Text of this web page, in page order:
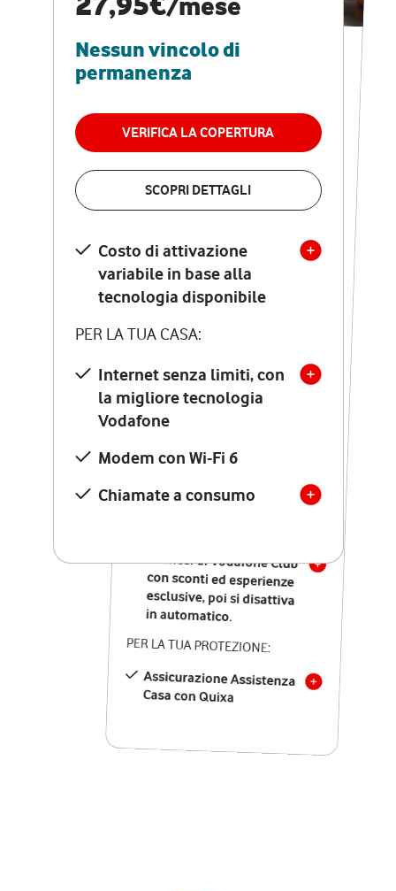
/mese
Nessun vincolo di
permanenza
VERIFICA LA COPERTURA
SCOPRI DETTAGLI
Costo di attivazione
variabile in base alla
tecnologia disponibile
PER LA TUA CASA:
Internet senza limiti, con
la migliore tecnologia
Vodafone
Modem con Wi-Fi 6
Chiamate a consumo
RETE FISSA + VODAFONE CLUB
29,95€
permanenza
VERIFICA LA COPERTURA
Costo di attivazione
variabile in base alla
tecnologia disponibile
PER LA TUA CASA:
Internet senza limiti, con
la migliore tecnologia
Vodafone
Modem Seven con Wi-Fi 7
Chiamate illimitate verso
numeri fissi e mobili
nazionali
12 mesi di Vodafone Club
con sconti ed esperienze
esclusive, poi si disattiva
in automatico.
PER LA TUA PROTEZIONE:
Assicurazione Assistenza
Casa con Quixa